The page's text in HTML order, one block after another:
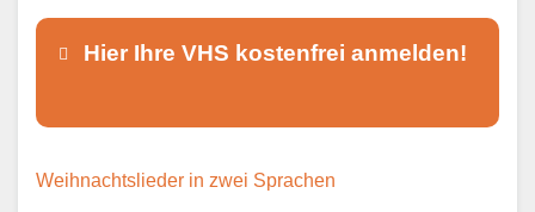
Hier Ihre VHS kostenfrei anmelden!
Dieser Teil dient lediglich zur
Weihnachtslieder in zwei Sprachen